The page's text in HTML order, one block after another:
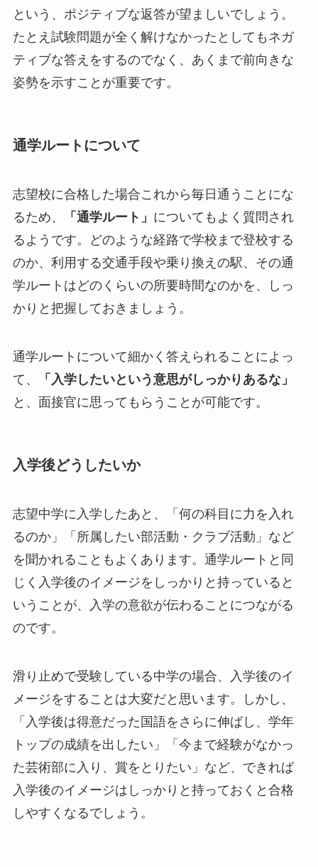
という、ポジティブな返答が望ましいでしょう。
たとえ試験問題が全く解けなかったとしてもネガ
ティブな答えをするのでなく、あくまで前向きな
姿勢を示すことが重要です。
通学ルートについて
志望校に合格した場合これから毎日通うことにな
るため、
「通学ルート」 についてもよく質問され
るようです。どのような経路で学校まで登校する
のか、利用する交通手段や乗り換えの駅、その通
学ルートはどのくらいの所要時間なのかを、しっ
かりと把握しておきましょう。
通学ルートについて細かく答えられることによっ
て、
「入学したいという意思がしっかりあるな」
と、面接官に思ってもらうことが可能です。
入学後どうしたいか
志望中学に入学したあと、「何の科目に力を入れ
るのか」「所属したい部活動・クラブ活動」など
を聞かれることもよくあります。通学ルートと同
じく入学後のイメージをしっかりと持っていると
いうことが、入学の意欲が伝わることにつながる
のです。
滑り止めで受験している中学の場合、入学後のイ
メージをすることは大変だと思います。しかし、
「入学後は得意だった国語をさらに伸ばし、学年
トップの成績を出したい」「今まで経験がなかっ
た芸術部に入り、賞をとりたい」など、できれば
入学後のイメージはしっかりと持っておくと合格
しやすくなるでしょう。